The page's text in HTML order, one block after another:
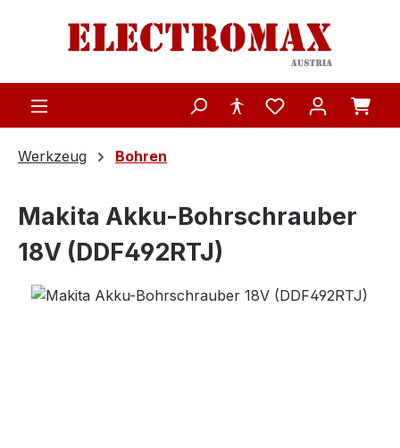
Zum Hauptinhalt springen
Werkzeug Bohren
Makita Akku-Bohrschrauber
18V (DDF492RTJ)
Bildergalerie überspringen